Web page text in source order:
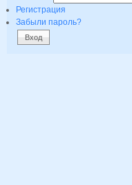
Регистрация
Забыли пароль?